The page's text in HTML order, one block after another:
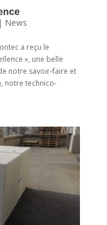
| News
a reçu le
», une belle
notre savoir-faire et
notre technico-